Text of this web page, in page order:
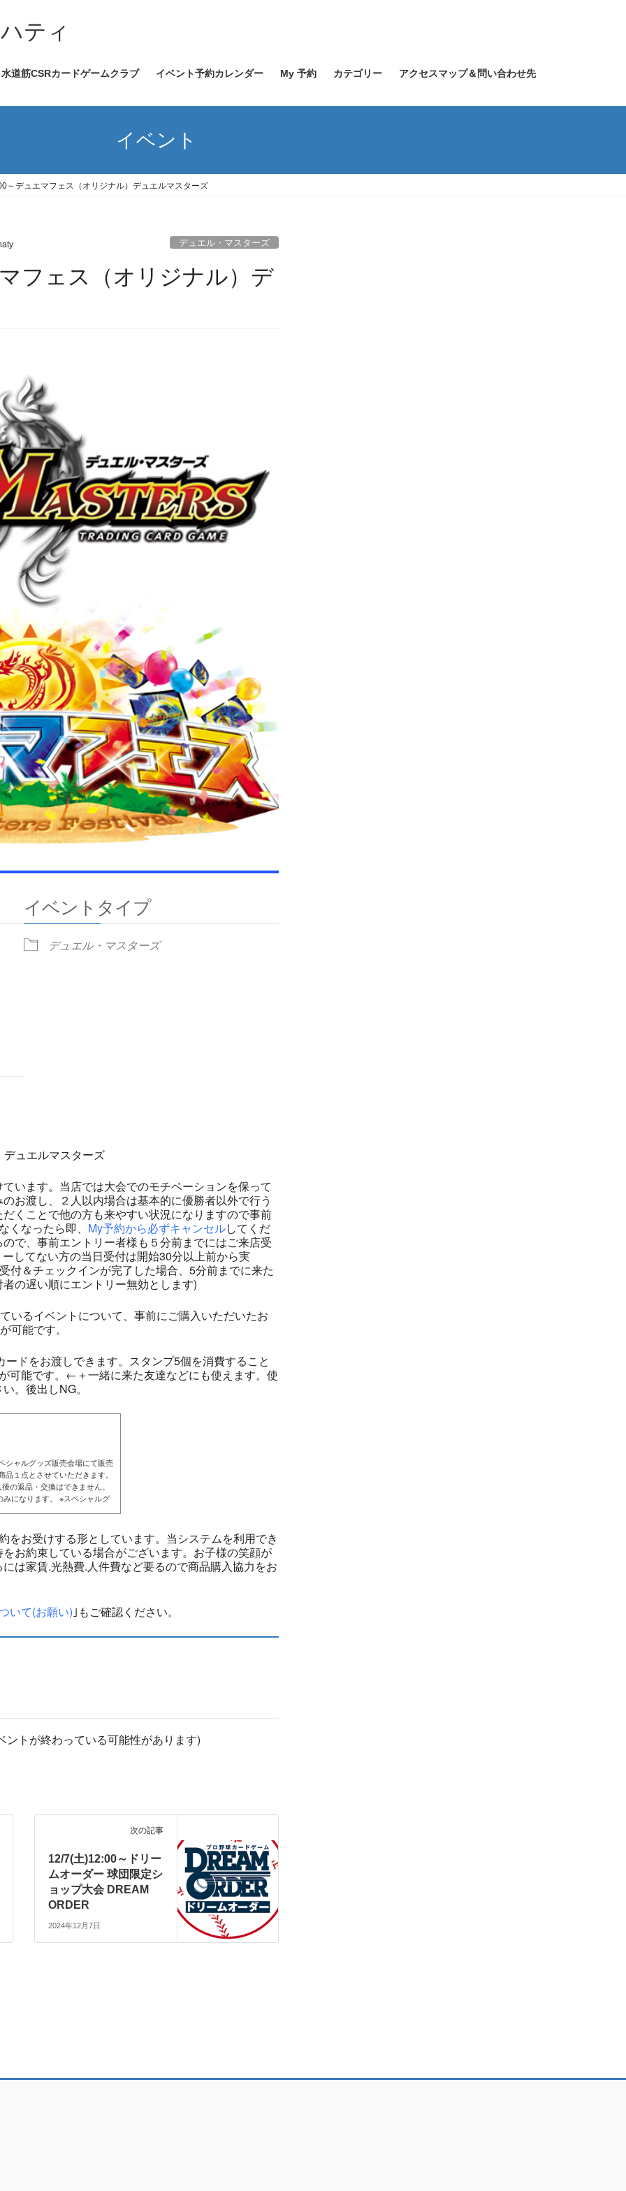
ティ
水道筋CSRカードゲームクラブ イベント予約カレンダー My 予約 カテゴリー アクセスマップ＆問い合わせ先
イベント
～デュエマフェス（オリジナル）デュエルマスターズ
デュエル・マスターズ
フェス（オリジナル）デ
イベントタイプ
デュエル・マスターズ
ュエルマスターズ
います。当店では大会でのモチベーションを保って
お渡し、２人以内場合は基本的に優勝者以外で行う
くことで他の方も来やすい状況になりますので事前
なったら即、 My予約から必ずキャンセルしてくだ
で、事前エントリー者様も５分前までにはご来店受
してない方の当日受付は開始30分以上前から実
＆チェックインが完了した場合、5分前までに来た
の遅い順にエントリー無効とします)
いるイベントについて、事前にご購入いただいたお
可能です。
ドをお渡しできます。スタンプ5個を消費すること
可能です。←＋一緒に来た友達などにも使えます。使
。後出しNG。
シャルグッズ販売会場にて販売
１点とさせていただきます。
の返品・交換はできません。
になります。 ※スペシャルグ
をお受けする形としています。当システムを利用でき
お約束している場合がございます。お子様の笑顔が
は家賃.光熱費.人件費など要るので商品購入協力をお
いて(お願い) ｣もご確認ください。
トが終わっている可能性があります)
次の記事
12/7(土)12:00～ドリー
ムオーダー 球団限定シ
ョップ大会 DREAM
ORDER
2024年12月7日